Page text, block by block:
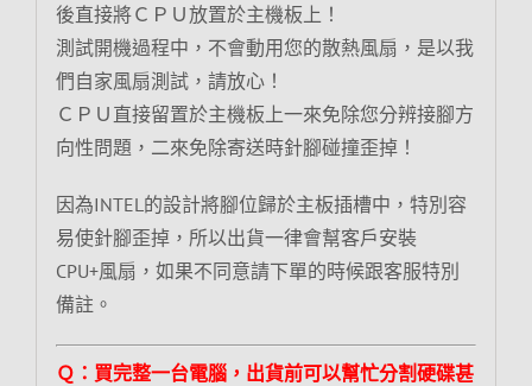
後直接將ＣＰＵ放置於主機板上！
測試開機過程中，不會動用您的散熱風扇，是以我
們自家風扇測試，請放心！
ＣＰＵ直接留置於主機板上一來免除您分辨接腳方
向性問題，二來免除寄送時針腳碰撞歪掉！
因為INTEL的設計將腳位歸於主板插槽中，特別容
易使針腳歪掉，所以出貨一律會幫客戶安裝
CPU+風扇，如果不同意請下單的時候跟客服特別
備註。
Ｑ：買完整一台電腦，出貨前可以幫忙分割硬碟甚